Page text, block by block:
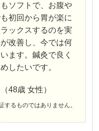
ソフトで、お腹や
初回から胃が楽に
ックスするのを実
改善し、今では何
ます。鍼灸で良く
したいです。
48歳 女性）
るものではありません。